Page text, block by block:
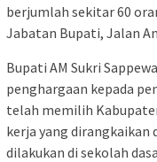
berjumlah sekitar 60
Jabatan Bupati, Jalan
Bupati AM Sukri
penghargaan kepada
telah memilih
kerja yang dirangkaikan
dilakukan di sekolah